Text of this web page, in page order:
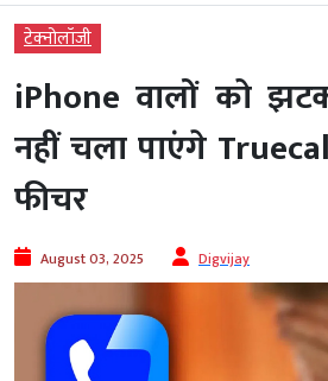
टेक्‍नोलॉजी
iPhone वालों को
नहीं चला पाएंगे
फीचर
August 03, 2025 Digvijay